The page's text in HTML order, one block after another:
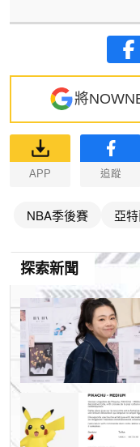
將
APP 追蹤
NBA季後賽 亞
探索新聞